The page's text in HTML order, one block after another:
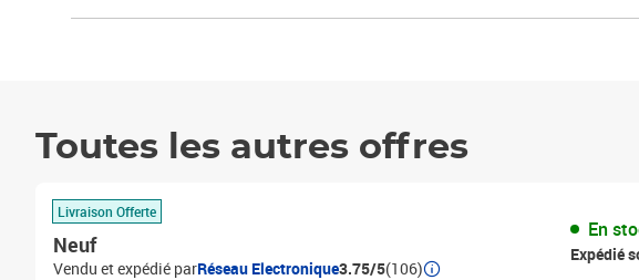
Toutes les autres offres
Livraison Offerte
Neuf
Vendu et expédié parRéseau Electronique3.75/5(106)
En
Expédié